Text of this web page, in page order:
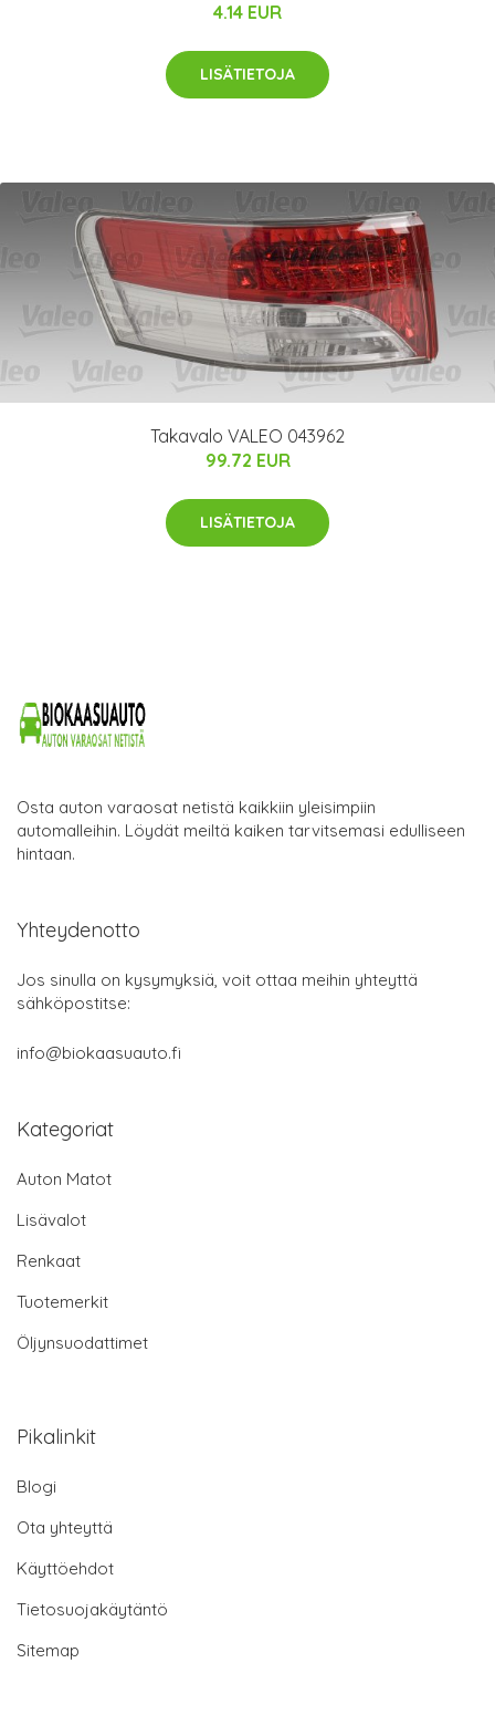
4.14 EUR
LISÄTIETOJA
Takavalo VALEO 043962
99.72 EUR
LISÄTIETOJA
Osta auton varaosat netistä kaikkiin yleisimpiin
automalleihin. Löydät meiltä kaiken tarvitsemasi edulliseen
hintaan.
Yhteydenotto
Jos sinulla on kysymyksiä, voit ottaa meihin yhteyttä
sähköpostitse:
info@biokaasuauto.fi
Kategoriat
Auton Matot
Lisävalot
Renkaat
Tuotemerkit
Öljynsuodattimet
Pikalinkit
Blogi
Ota yhteyttä
Käyttöehdot
Tietosuojakäytäntö
Sitemap